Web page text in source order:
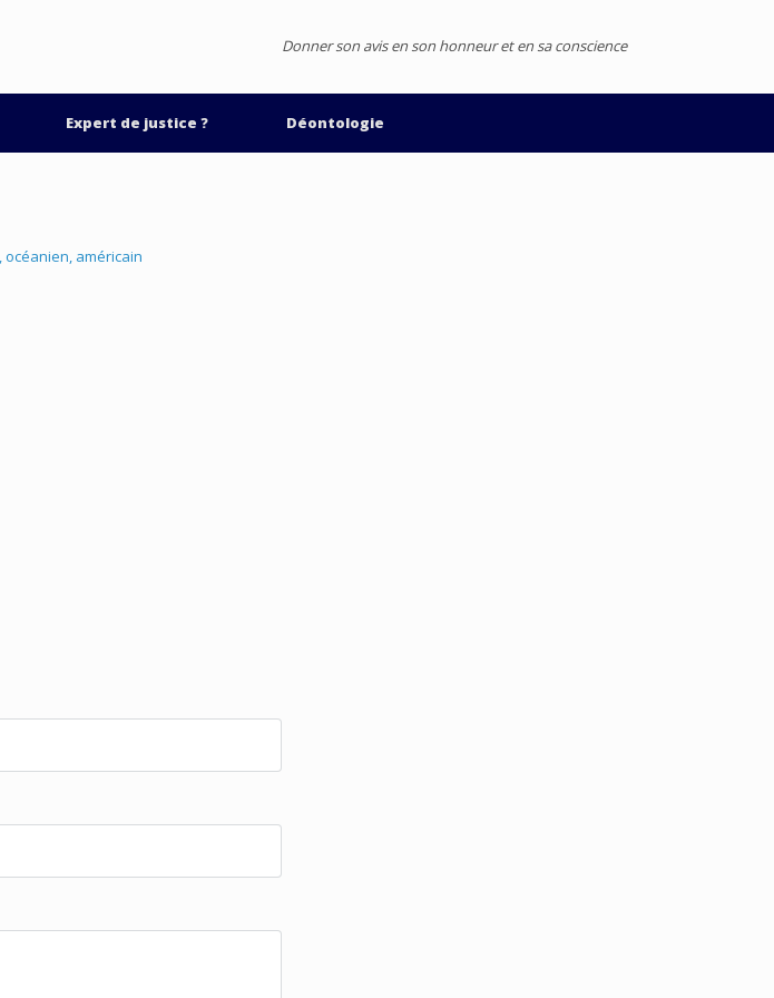
Donner son avis en son honneur et en sa conscience
Expert de justice ? Déontologie
océanien, américain